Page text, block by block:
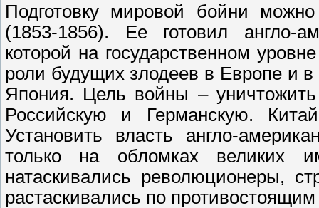
Подготовку мировой бойни
(1853-1856). Ее готовил англо-
которой на государственном
роли будущих злодеев в Европе и
Япония. Цель войны –
Российскую и Германскую.
Установить власть англо-
только на обломках великих
натаскивались революционеры,
растаскивались по